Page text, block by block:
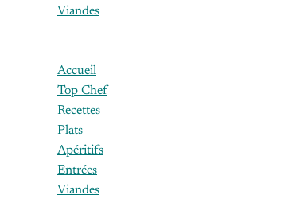
Viandes
Accueil
Top Chef
Recettes
Plats
Apéritifs
Entrées
Viandes